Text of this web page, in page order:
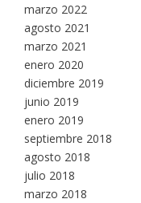
marzo 2022
agosto 2021
marzo 2021
enero 2020
diciembre 2019
junio 2019
enero 2019
septiembre 2018
agosto 2018
julio 2018
marzo 2018